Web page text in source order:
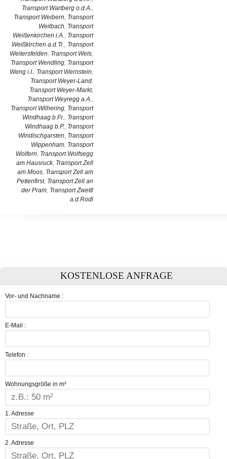
Transport Wartberg o.d.A.,
Transport Weibern, Transport
Weilbach, Transport
Weißenkirchen i.A., Transport
Weißkirchen a.d.Tr., Transport
Weitersfelden, Transport Wels,
Transport Wendling, Transport
Weng i.I., Transport Wernstein,
Transport Weyer-Land,
Transport Weyer-Markt,
Transport Weyregg a.A.,
Transport Wilhering, Transport
Windhaag b.Fr., Transport
Windhaag b.P., Transport
Windischgarsten, Transport
Wippenham, Transport
Wolfern, Transport Wolfsegg
am Hausruck, Transport Zell
am Moos, Transport Zell am
Pettenfirst, Transport Zell an
der Pram, Transport Zwettl
a.d.Rodl
KOSTENLOSE ANFRAGE
Vor- und Nachname :
E-Mail :
Telefon :
Wohnungsgröße in m²
1. Adresse
2. Adresse